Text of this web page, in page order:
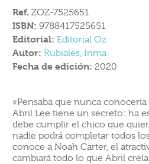
Ref. ZOZ-7525651
ISBN: 9788417525651
Editorial: Editorial Oz
Autor: Rubiales, Inma
Fecha de edición: 2020
«Pensaba que nunca
Abril Lee tiene un secreto: ha
debe cumplir el chico que
nadie podrá completar todos
conoce a Noah Carter, el
cambiará todo lo que Abril